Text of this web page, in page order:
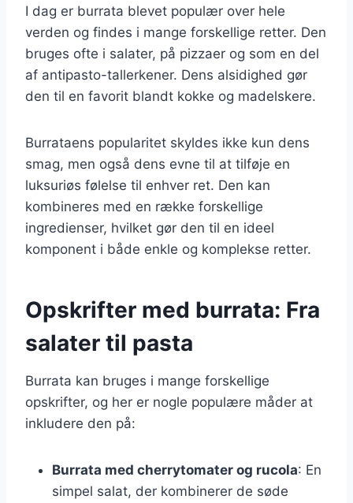
I dag er burrata blevet populær over hele
verden og findes i mange forskellige retter. Den
bruges ofte i salater, på pizzaer og som en del
af antipasto-tallerkener. Dens alsidighed gør
den til en favorit blandt kokke og madelskere.
Burrataens popularitet skyldes ikke kun dens
smag, men også dens evne til at tilføje en
luksuriøs følelse til enhver ret. Den kan
kombineres med en række forskellige
ingredienser, hvilket gør den til en ideel
komponent i både enkle og komplekse retter.
Opskrifter med burrata: Fra
salater til pasta
Burrata kan bruges i mange forskellige
opskrifter, og her er nogle populære måder at
inkludere den på:
Burrata med cherrytomater og rucola: En
simpel salat, der kombinerer de søde